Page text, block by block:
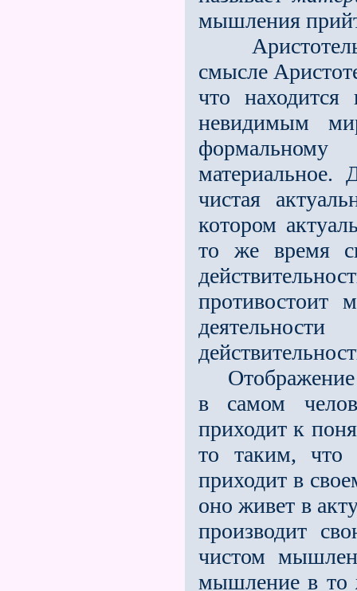
мышления
Аристотель
смысле
что
невидимым
формальному
материальное.
чистая
котором
то же время
противостоит
Отображение
в самом
приходит к
то таким, что
приходит в
оно живет в
производит
чистом
мышление в то